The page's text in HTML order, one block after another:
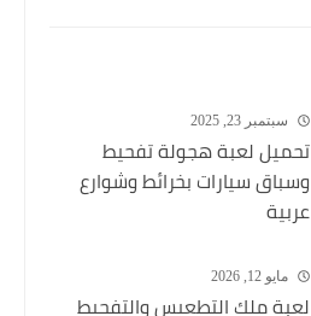
سبتمبر 23, 2025
تحميل لعبة هجولة تفحيط
وسباق سيارات بخرائط وشوارع
عربية
مايو 12, 2026
لعبة ملك التطعيس والتفحيط